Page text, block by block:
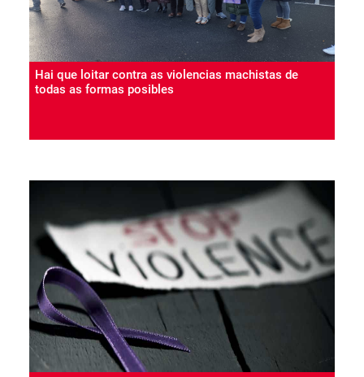
Hai que loitar contra as violencias machistas de
todas as formas posibles